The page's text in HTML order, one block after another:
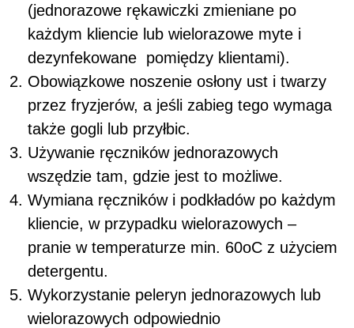
(jednorazowe rękawiczki zmieniane po
każdym kliencie lub wielorazowe myte i
dezynfekowane pomiędzy klientami).
Obowiązkowe noszenie osłony ust i twarzy
przez fryzjerów, a jeśli zabieg tego wymaga
także gogli lub przyłbic.
Używanie ręczników jednorazowych
wszędzie tam, gdzie jest to możliwe.
Wymiana ręczników i podkładów po każdym
kliencie, w przypadku wielorazowych –
pranie w temperaturze min. 60oC z użyciem
detergentu.
Wykorzystanie peleryn jednorazowych lub
wielorazowych odpowiednio